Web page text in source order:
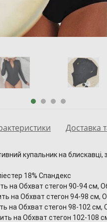
Доставка
купальник на
18% Спандекс
на Обхват стегон 90-94 см,
на Обхват стегон 94-98 см,
на Обхват стегон 98-102 см,
на Обхват стегон 102-108